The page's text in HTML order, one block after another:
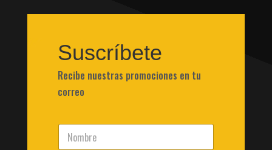
Suscríbete
Recibe nuestras promociones en tu
correo